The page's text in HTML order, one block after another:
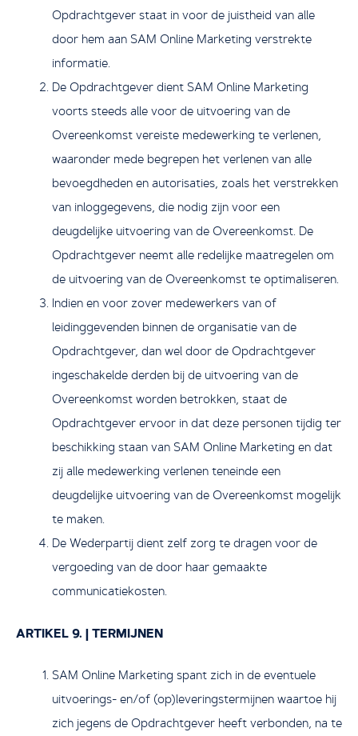
Opdrachtgever staat in voor de juistheid van alle
door hem aan SAM Online Marketing verstrekte
informatie.
De Opdrachtgever dient SAM Online Marketing
voorts steeds alle voor de uitvoering van de
Overeenkomst vereiste medewerking te verlenen,
waaronder mede begrepen het verlenen van alle
bevoegdheden en autorisaties, zoals het verstrekken
van inloggegevens, die nodig zijn voor een
deugdelijke uitvoering van de Overeenkomst. De
Opdrachtgever neemt alle redelijke maatregelen om
de uitvoering van de Overeenkomst te optimaliseren.
Indien en voor zover medewerkers van of
leidinggevenden binnen de organisatie van de
Opdrachtgever, dan wel door de Opdrachtgever
ingeschakelde derden bij de uitvoering van de
Overeenkomst worden betrokken, staat de
Opdrachtgever ervoor in dat deze personen tijdig ter
beschikking staan van SAM Online Marketing en dat
zij alle medewerking verlenen teneinde een
deugdelijke uitvoering van de Overeenkomst mogelijk
te maken.
De Wederpartij dient zelf zorg te dragen voor de
vergoeding van de door haar gemaakte
communicatiekosten.
ARTIKEL 9. | TERMIJNEN
SAM Online Marketing spant zich in de eventuele
uitvoerings- en/of (op)leveringstermijnen waartoe hij
zich jegens de Opdrachtgever heeft verbonden, na te